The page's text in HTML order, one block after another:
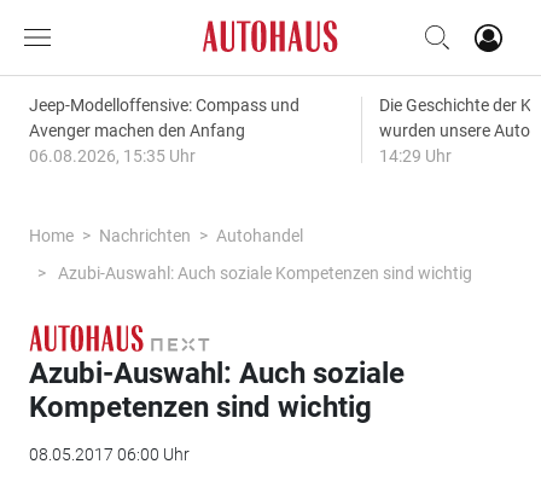
Jeep-Modelloffensive: Compass und
Avenger machen den Anfang
06.08.2026, 15:35 Uhr
Die Geschichte der
wurden unsere
14:29 Uhr
Home Nachrichten
Autohandel
Azubi-Auswahl: Auch soziale Kompetenzen sind wichtig
Azubi-Auswahl: Auch soziale
Kompetenzen sind wichtig
08.05.2017 06:00 Uhr